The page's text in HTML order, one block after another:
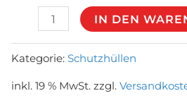
Abdeckhaube
/
"Leo"
IN DEN
Kategorie:Schutzhüllen
inkl. 19 % MwSt. zzgl.